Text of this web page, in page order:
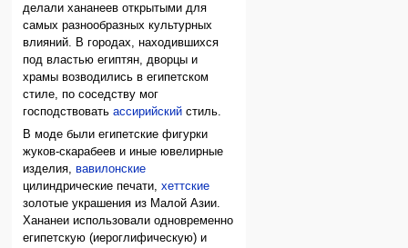
делали хананеев открытыми для
самых разнообразных культурных
влияний. В городах, находившихся
под властью египтян, дворцы и
храмы возводились в египетском
стиле, по соседству мог
господствоватьассирийский стиль.
В моде были египетские фигурки
жуков-скарабеев и иные ювелирные
изделия,вавилонские
цилиндрические печати,хеттские
золотые украшения из Малой Азии.
Хананеи использовали одновременно
египетскую (иероглифическую) и